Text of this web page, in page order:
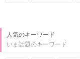
人気のキーワード
いま話題のキーワード